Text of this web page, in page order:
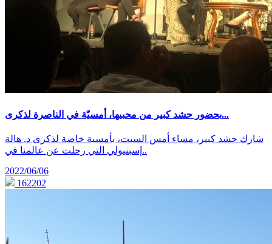
بحضور حشد كبير من محبيها، أمسيّة في الناصرة لذكرى...
شارك حشد كبير، مساء أمس السبت، بأمسية خاصة لذكرى د. هالة
إسبنيولي التي رحلت عن عالمنا في..
2022/06/06
162202